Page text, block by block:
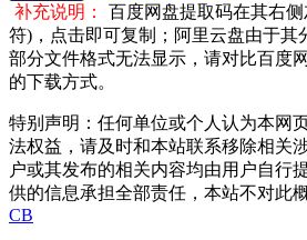
补充说明：
百度网盘提取码在其右
符)，点击即可复制；阿里云盘由于其
部分文件格式无法显示，请对比百度
的下载方式。
特别声明：任何单位或个人认为本网
法权益，请及时和本站联系移除相关
户或其发布的相关内容均由用户自行
供的信息承担全部责任，本站不对此
CB